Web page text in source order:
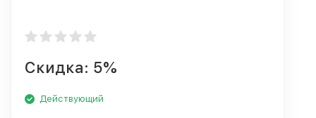
Скидка: 5%
Действующий